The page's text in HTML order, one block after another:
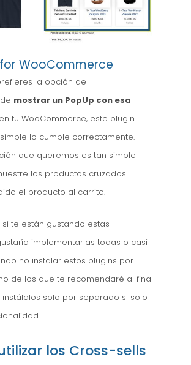
WooCommerce
la opción de
mostrar un PopUp con esa
en tu WooCommerce, este plugin
lo cumple correctamente.
que queremos es tan simple
los productos cruzados
el producto al carrito.
te están gustando estas
implementarlas todas o casi
no instalar estos plugins por
de los que te recomendaré al final
instálalos solo por separado si solo
los Cross-sells